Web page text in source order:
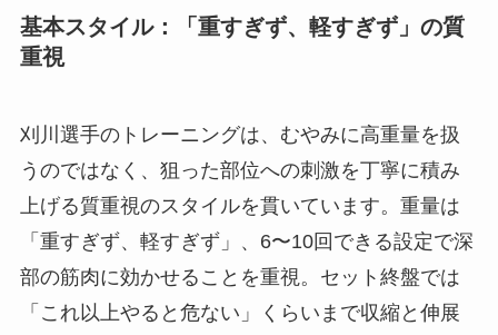
基本スタイル：「重すぎず、軽すぎず」の質
重視
刈川選手のトレーニングは、むやみに高重量を扱
うのではなく、狙った部位への刺激を丁寧に積み
上げる質重視のスタイルを貫いています。重量は
「重すぎず、軽すぎず」、6〜10回できる設定で深
部の筋肉に効かせることを重視。セット終盤では
「これ以上やると危ない」くらいまで収縮と伸展